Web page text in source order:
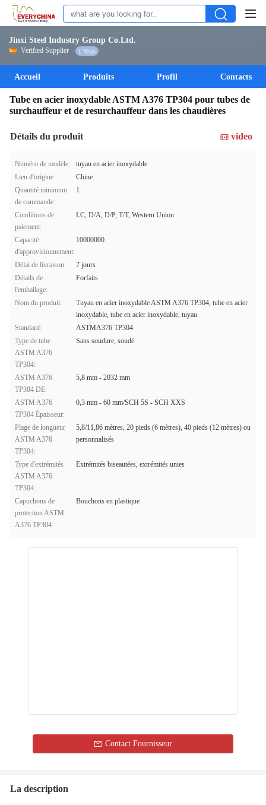
Jinxi Steel Industry Group Co.Ltd.
Verified Supplier 1 Years
Accueil Produits Profil Contacts
Tube en acier inoxydable ASTM A376 TP304 pour tubes de
surchauffeur et de resurchauffeur dans les chaudières
Détails du produit video
Numéro de modèle:
tuyau en acier inoxydable
Lieu d'origine:
Chine
Quantité minimum
de commande:
1
Conditions de
paiement:
LC, D/A, D/P, T/T, Western Union
Capacité
d'approvisionnement:
10000000
Délai de livraison:
7 jours
Détails de
l'emballage:
Forfaits
Nom du produit:
Tuyau en acier inoxydable ASTM A376 TP304, tube en acier
inoxydable, tube en acier inoxydable, tuyau
Standard:
ASTMA376 TP304
Type de tube
ASTM A376
TP304:
Sans soudure, soudé
ASTM A376
TP304 DE:
5,8 mm - 2032 mm
ASTM A376
TP304 Épaisseur:
0,3 mm - 60 mm/SCH 5S - SCH XXS
Plage de longueur
ASTM A376
TP304:
5,8/11,86 mètres, 20 pieds (6 mètres), 40 pieds (12 mètres) ou
personnalisés
Type d'extrémités
ASTM A376
TP304:
Extrémités biseautées, extrémités unies
Capuchons de
protection ASTM
A376 TP304:
Bouchons en plastique
Contact Fournisseur
La description